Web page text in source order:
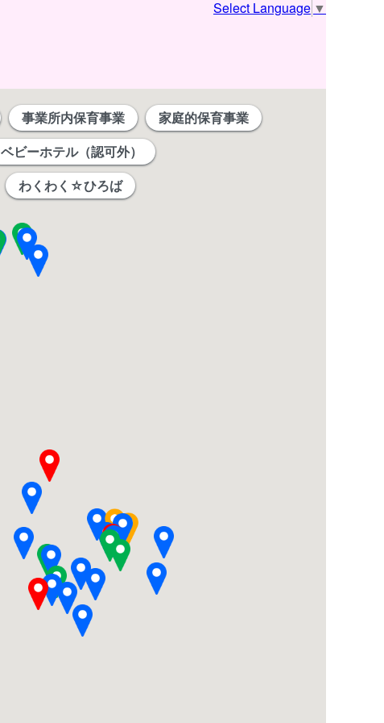
Select Language ▼
事業所内保育事業 家庭的保育事業
ベビーホテル（認可外）
わくわく☆ひろば